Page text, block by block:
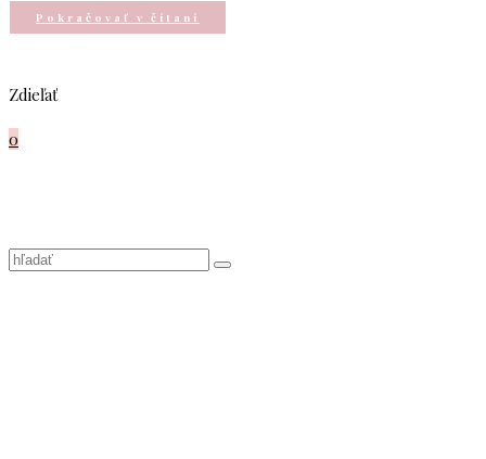
Pokračovať v čítaní
Zdieľať
0